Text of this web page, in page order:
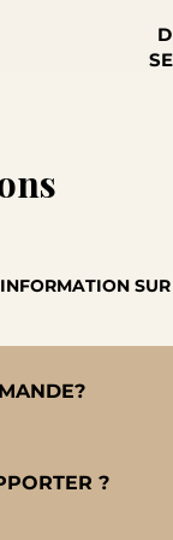
INFORMATION
Le tarif
?